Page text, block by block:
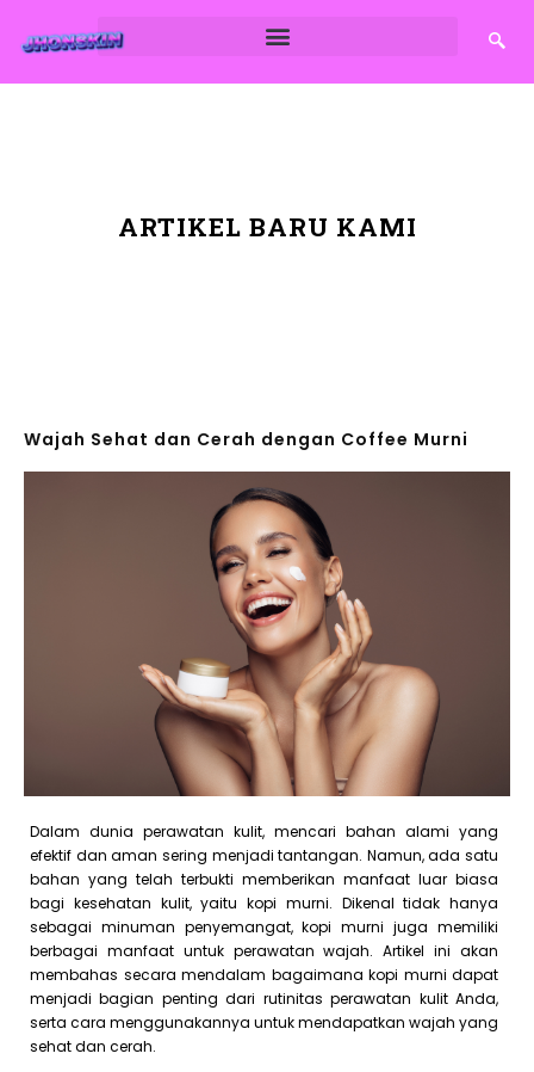
ARTIKEL BARU KAMI
Wajah Sehat dan Cerah dengan Coffee Murni
Dalam dunia perawatan kulit, mencari bahan alami yang
efektif dan aman sering menjadi tantangan. Namun, ada satu
bahan yang telah terbukti memberikan manfaat luar biasa
bagi kesehatan kulit, yaitu kopi murni. Dikenal tidak hanya
sebagai minuman penyemangat, kopi murni juga memiliki
berbagai manfaat untuk perawatan wajah. Artikel ini akan
membahas secara mendalam bagaimana kopi murni dapat
menjadi bagian penting dari rutinitas perawatan kulit Anda,
serta cara menggunakannya untuk mendapatkan wajah yang
sehat dan cerah.